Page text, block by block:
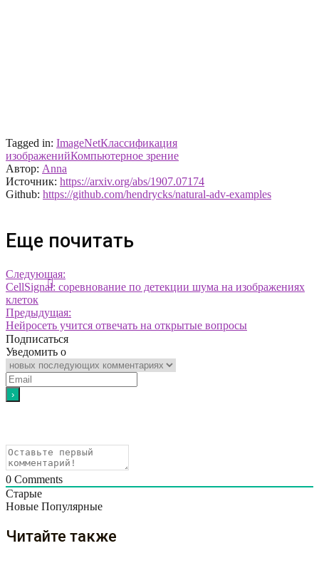
Tagged in: ImageNetКлассификация
изображенийКомпьютерное зрение
Автор: Anna
Источник: https://arxiv.org/abs/1907.07174
Github: https://github.com/hendrycks/natural-adv-examples
Еще почитать
Следующая:
CellSignal: соревнование по детекции шума на изображениях
клеток
Предыдущая:
Нейросеть учится отвечать на открытые вопросы
Подписаться
Уведомить о
0 Comments
Старые
Новые Популярные
Читайте также